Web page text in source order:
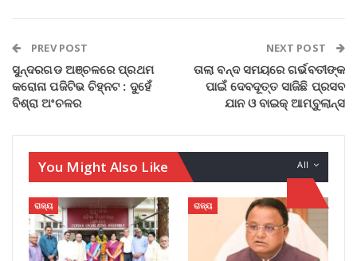
PREV POST
ସୁନ୍ଦରଗଡ ଅଞ୍ଚଳରେ ପ୍ରଥମ
କରୋନା ପଜିଟିଭ ଚିହ୍ନଟ : ଦୁହେଁ
ବିଶ୍ରା ଅଂଚଳର
NEXT POST
ତାଲା ବନ୍ଦ ସମୟରେ ଗର୍ଭବତୀଙ୍କ
ପାଇଁ ଦେବଦୂତ୍ତ ସାଜିଛି ପ୍ରସବ
ଯାନ ଓ ବାଇକ୍ ଆମ୍ବୁଲାନ୍ସ
All
You Might Also Like
ରାଜ୍ୟ ରାଜ୍ୟ